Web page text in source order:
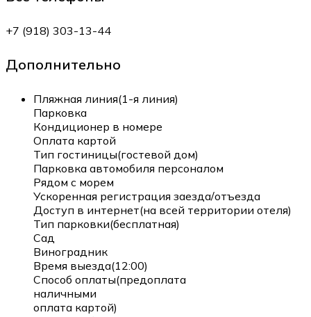
+7 (918) 303-13-44
Дополнительно
Пляжная линия(1-я линия)
Парковка
Кондиционер в номере
Оплата картой
Тип гостиницы(гостевой дом)
Парковка автомобиля персоналом
Рядом с морем
Ускоренная регистрация заезда/отъезда
Доступ в интернет(на всей территории отеля)
Тип парковки(бесплатная)
Сад
Виноградник
Время выезда(12:00)
Способ оплаты(предоплата
наличными
оплата картой)